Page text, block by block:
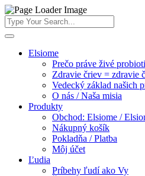
Elsiome
Prečo práve živé
Zdravie čriev = zdravie
Vedecký základ našich
O nás / Naša misia
Produkty
Obchod: Elsiome /
Nákupný košík
Pokladňa / Platba
Môj účet
Ľudia
Príbehy ľudí ako Vy